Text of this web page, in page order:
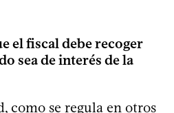
el fiscal debe recoger
sea de interés de la
como se regula en otros